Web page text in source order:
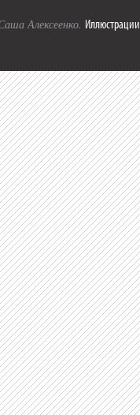
Алексеенко. Иллюстрации